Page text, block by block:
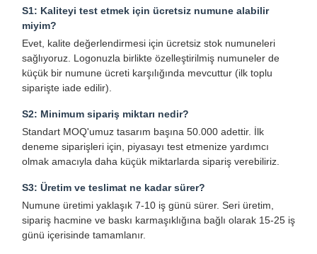
Kalite Kontrol
Bizimle
İletişim
Haberler Davalar
Şimdi
Konuşalım.
Kağıt Kahve Fincanı
kağıt dondurma bardağı
S1: Kaliteyi test etmek için ücretsiz numune alabilir
miyim?
Evet, kalite değerlendirmesi için ücretsiz stok numuneleri
sağlıyoruz. Logonuzla birlikte özelleştirilmiş numuneler de
küçük bir numune ücreti karşılığında mevcuttur (ilk toplu
siparişte iade edilir).
S2: Minimum sipariş miktarı nedir?
Standart MOQ'umuz tasarım başına 50.000 adettir. İlk
deneme siparişleri için, piyasayı test etmenize yardımcı
olmak amacıyla daha küçük miktarlarda sipariş verebiliriz.
S3: Üretim ve teslimat ne kadar sürer?
Numune üretimi yaklaşık 7-10 iş günü sürer. Seri üretim,
sipariş hacmine ve baskı karmaşıklığına bağlı olarak 15-25 iş
günü içerisinde tamamlanır.